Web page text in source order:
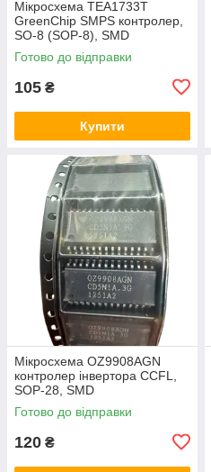
Мікросхема TEA1733T
GreenChip SMPS контролер,
SO-8 (SOP-8), SMD
Готово до відправки
105 ₴
Купити
Мікросхема OZ9908AGN
контролер інвертора CCFL,
SOP-28, SMD
Готово до відправки
120 ₴